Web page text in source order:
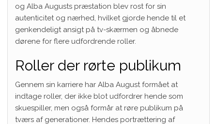
og Alba Augusts præstation blev rost for sin
autenticitet og nærhed, hvilket gjorde hende til et
genkendeligt ansigt på tv-skærmen og åbnede
dørene for flere udfordrende roller.
Roller der rørte publikum
Gennem sin karriere har Alba August formået at
indtage roller, der ikke blot udfordrer hende som
skuespiller, men også formår at røre publikum på
tværs af generationer. Hendes portrættering af